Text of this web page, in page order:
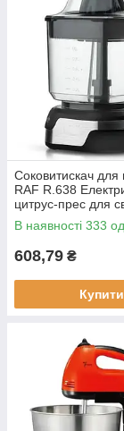
Соковитискач для
RAF R.638
цитрус-прес для
В наявності 333 од.
608,79 ₴
Купити